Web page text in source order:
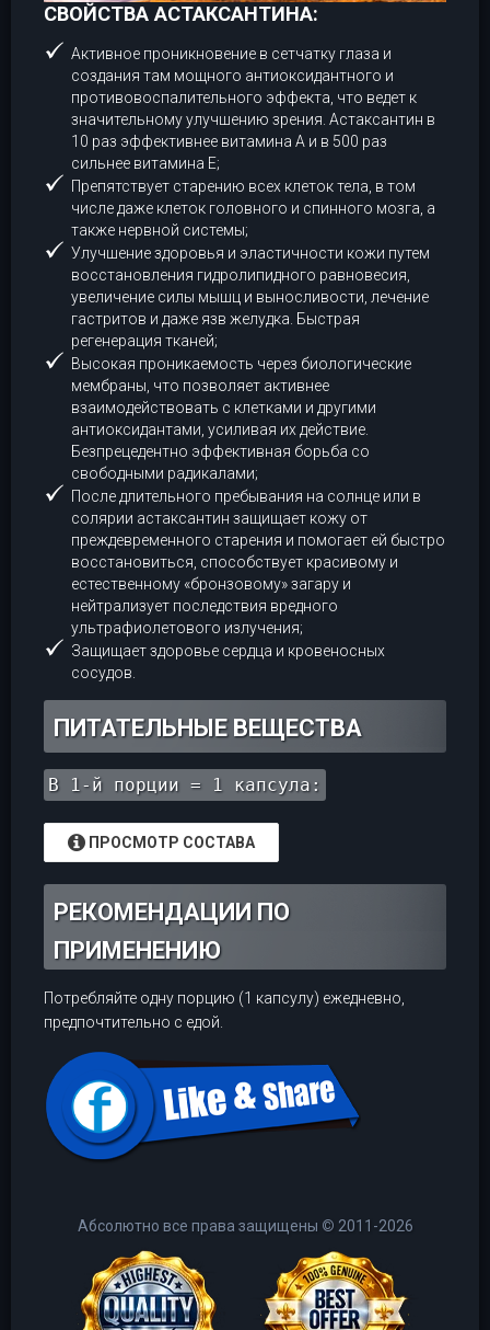
СВОЙСТВА АСТАКСАНТИНА:
Активное проникновение в сетчатку глаза и
создания там мощного антиоксидантного и
противовоспалительного эффекта, что ведет к
значительному улучшению зрения. Астаксантин в
10 раз эффективнее витамина А и в 500 раз
сильнее витамина Е;
Препятствует старению всех клеток тела, в том
числе даже клеток головного и спинного мозга, а
также нервной системы;
Улучшение здоровья и эластичности кожи путем
восстановления гидролипидного равновесия,
увеличение силы мышц и выносливости, лечение
гастритов и даже язв желудка. Быстрая
регенерация тканей;
Высокая проникаемость через биологические
мембраны, что позволяет активнее
взаимодействовать с клетками и другими
антиоксидантами, усиливая их действие.
Безпрецедентно эффективная борьба со
свободными радикалами;
После длительного пребывания на солнце или в
солярии астаксантин защищает кожу от
преждевременного старения и помогает ей быстро
восстановиться, способствует красивому и
естественному «бронзовому» загару и
нейтрализует последствия вредного
ультрафиолетового излучения;
Защищает здоровье сердца и кровеносных
сосудов.
ПИТАТЕЛЬНЫЕ ВЕЩЕСТВА
В 1-й порции = 1 капсула:
ПРОСМОТР СОСТАВА
РЕКОМЕНДАЦИИ ПО
ПРИМЕНЕНИЮ
Потребляйте одну порцию (1 капсулу) ежедневно,
предпочтительно с едой.
Абсолютно все права защищены © 2011-2026